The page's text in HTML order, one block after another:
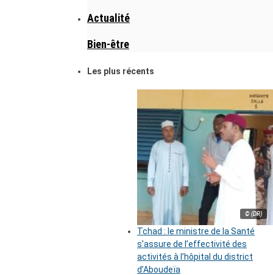
Actualité
Bien-être
Les plus récents
© (DR)
Tchad : le ministre de la Santé
s’assure de l’effectivité des
activités à l’hôpital du district
d’Aboudeïa